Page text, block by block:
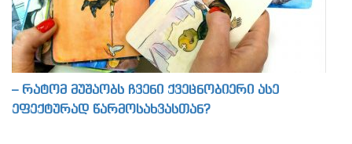
– რატომ მუშაობს ჩვენი ქვეცნობიერი ასე
ეფექტურად წარმოსახვასთან?